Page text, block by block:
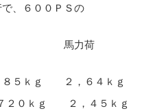
、６００ＰＳの
力荷
５ｋｇ ２，６４ｋｇ
ｋｇ ２，４５ｋｇ